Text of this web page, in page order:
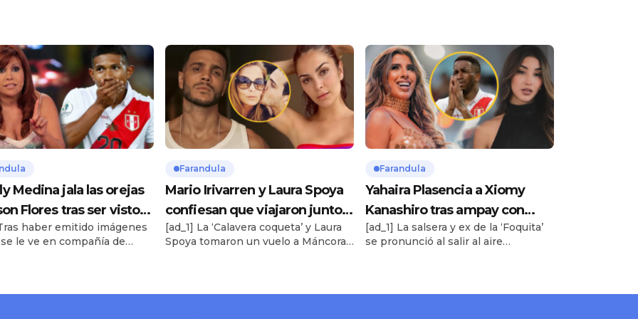
Medina jala las orejas
Flores tras ser visto
“Eres casado,
ahí?”
haber emitido imágenes
le ve en compañía de
y Laura Spoya confiesan
Farandula
Mario Irivarren y Laura Spoya
confiesan que viajaron juntos
tras polémica ruptura de él:
“Tengo que aceptar que cedí”
[ad_1] La ‘Calavera coqueta’ y Laura
Spoya tomaron un vuelo a Máncora,
Famoso jugador de la Selección
Farandula
Yahaira Plasencia a Xiomy
Kanashiro tras ampay con
Jefferson Farfán: “Tiene que
aprovecharlo”
[ad_1] La salsera y ex de la ‘Foquita’
se pronunció al salir al aire
Famoso jugador de la Selección